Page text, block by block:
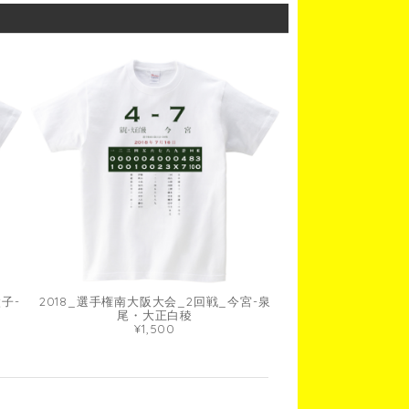
-
2018_選手権南大阪大会_2回戦_今宮-泉
尾・大正白稜
¥1,500